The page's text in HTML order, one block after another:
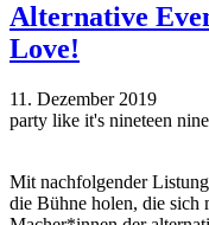
Alternative
Love!
11. Dezember 2019
party like it's nineteen
Mit nachfolgender
die Bühne holen, die sich